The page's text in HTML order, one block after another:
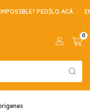
ENVIO GRATIS POR
0